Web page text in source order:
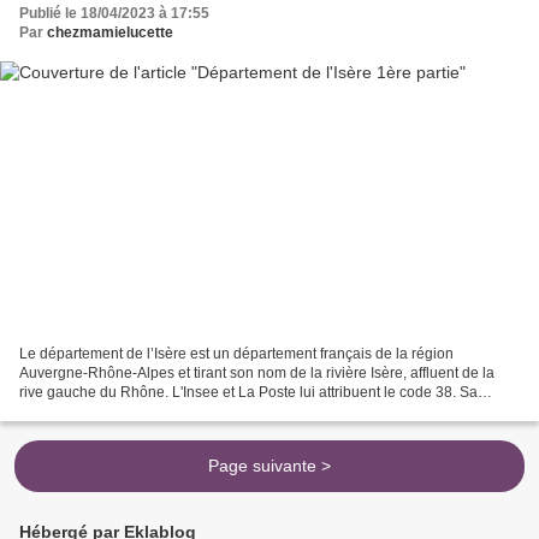
Publié le 18/04/2023 à 17:55
Par chezmamielucette
Le département de l’Isère est un département français de la région
Auvergne-Rhône-Alpes et tirant son nom de la rivière Isère, affluent de la
rive gauche du Rhône. L'Insee et La Poste lui attribuent le code 38. Sa
Page suivante >
Hébergé par Eklablog